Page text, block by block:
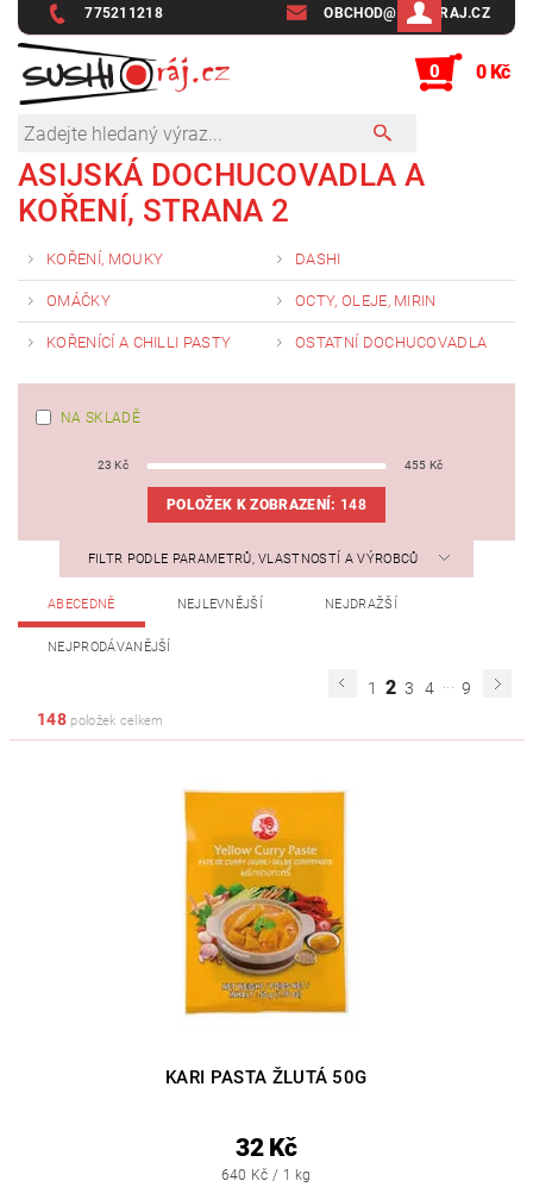
775211218 OBCHOD@SUSHIRAJ.CZ
0 0 Kč
ASIJSKÁ DOCHUCOVADLA A
KOŘENÍ, STRANA 2
KOŘENÍ, MOUKY DASHI
OMÁČKY OCTY, OLEJE, MIRIN
KOŘENÍCÍ A CHILLI PASTY OSTATNÍ DOCHUCOVADLA
NA SKLADĚ
23 Kč 455 Kč
POLOŽEK K ZOBRAZENÍ: 148
FILTR PODLE PARAMETRŮ, VLASTNOSTÍ A VÝROBCŮ
ABECEDNĚ NEJLEVNĚJŠÍ NEJDRAŽŠÍ
NEJPRODÁVANĚJŠÍ
1 2 3 4 ... 9
148položek celkem
KARI PASTA ŽLUTÁ 50G
32 Kč
640 Kč / 1 kg